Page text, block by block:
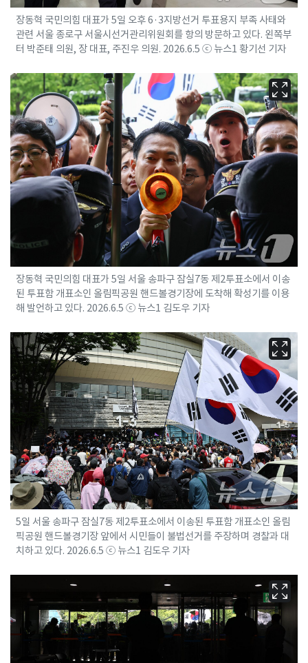
장동혁 국민의힘 대표가 5일 오후 6·3지방선거 투표용지 부족 사태와
관련 서울 종로구 서울시선거관리위원회를 항의 방문하고 있다. 왼쪽부
터 박준태 의원, 장 대표, 주진우 의원. 2026.6.5 ⓒ 뉴스1 황기선 기자
장동혁 국민의힘 대표가 5일 서울 송파구 잠실7동 제2투표소에서 이송
된 투표함 개표소인 올림픽공원 핸드볼경기장에 도착해 확성기를 이용
해 발언하고 있다. 2026.6.5 ⓒ 뉴스1 김도우 기자
5일 서울 송파구 잠실7동 제2투표소에서 이송된 투표함 개표소인 올림
픽공원 핸드볼경기장 앞에서 시민들이 불법선거를 주장하며 경찰과 대
치하고 있다. 2026.6.5 ⓒ 뉴스1 김도우 기자